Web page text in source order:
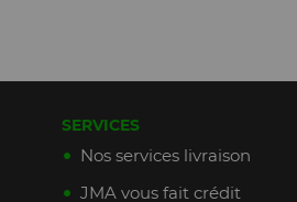
SERVICES
Nos services livraison
JMA vous fait crédit